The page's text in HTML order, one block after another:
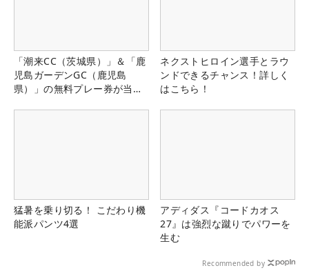
「潮来CC（茨城県）」＆「鹿
児島ガーデンGC（鹿児島
県）」の無料プレー券が当た
ネクストヒロイン選手とラウ
ンドできるチャンス！詳しく
はこちら！
猛暑を乗り切る！ こだわり機
能派パンツ4選
アディダス『コードカオス
27』は強烈な蹴りでパワーを
生む
Recommended by